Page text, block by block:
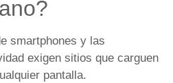
smartphones y las
exigen sitios que carguen
pantalla.